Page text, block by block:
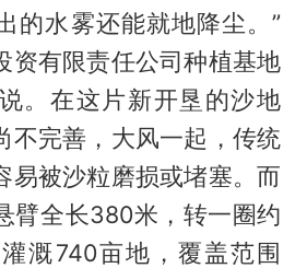
的水雾还能就地降尘。”
资有限责任公司种植基地
。在这片新开垦的沙地
不完善，大风一起，传统
易被沙粒磨损或堵塞。而
臂全长380米，转一圈约
溉740亩地，覆盖范围